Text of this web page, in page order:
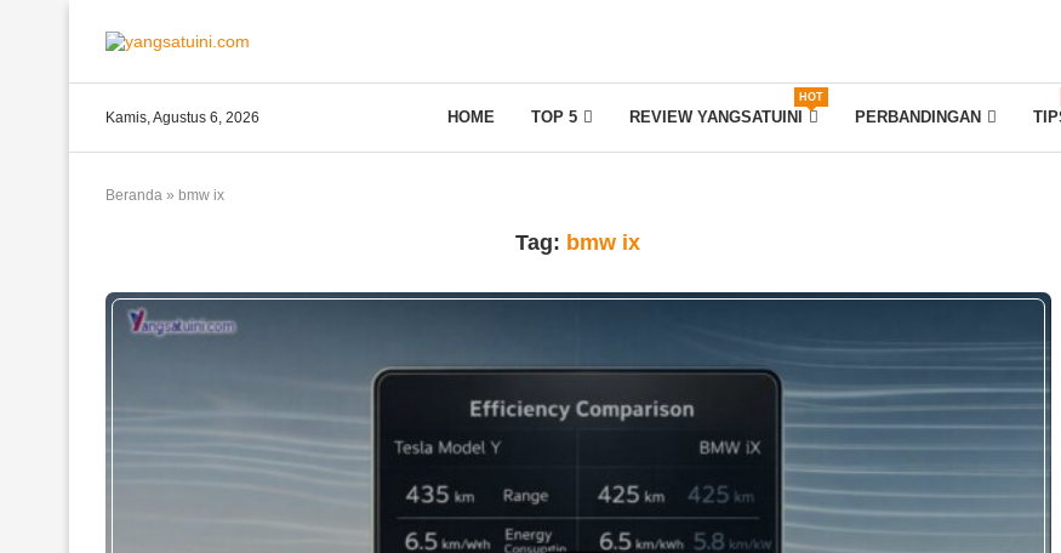
Kamis, Agustus 6, 2026 HOME TOP 5 REVIEW YANGSATUINI
HOT
PERBANDINGAN
Beranda » bmw ix
Tag: bmw ix